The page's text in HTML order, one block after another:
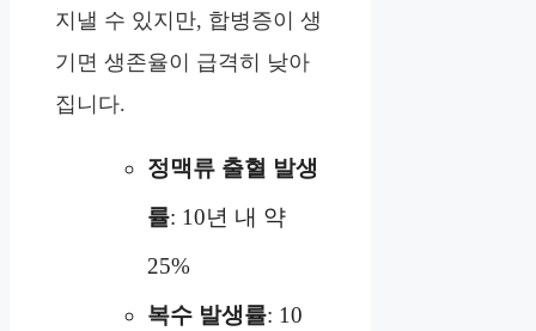
지낼 수 있지만, 합병증이 생
기면 생존율이 급격히 낮아
집니다.
정맥류 출혈 발생
률: 10년 내 약
25%
복수 발생률: 10